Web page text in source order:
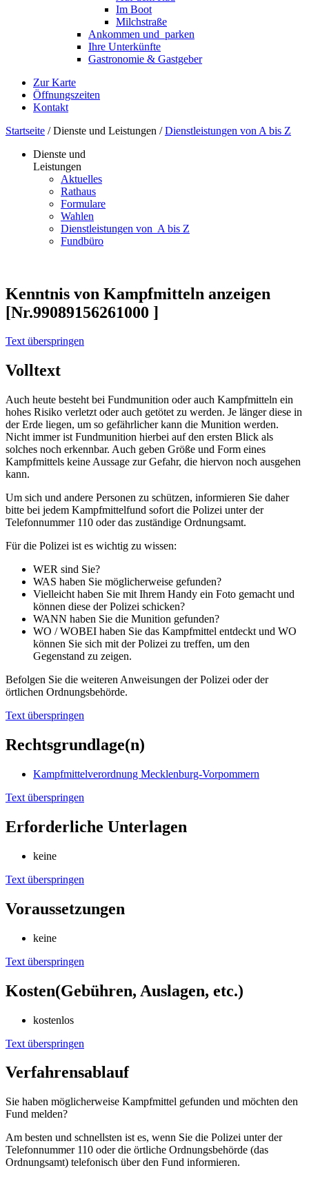
Im Boot
Milchstraße
Ankommen und ­ parken
Ihre Unterkünfte
Gastronomie & Gastgeber
Zur Karte
Öffnungszeiten
Kontakt
Startseite /Dienste und Leistungen /Dienstleistungen von A bis Z
Dienste und
Leistungen
Aktuelles
Rathaus
Formulare
Wahlen
Dienst­leistungen ­von ­ ­A bis Z
Fundbüro
Kenntnis von Kampfmitteln anzeigen
[Nr.99089156261000 ]
Text überspringen
Volltext
Auch heute besteht bei Fundmunition oder auch Kampfmitteln ein
hohes Risiko verletzt oder auch getötet zu werden. Je länger diese in
der Erde liegen, um so gefährlicher kann die Munition werden.
Nicht immer ist Fundmunition hierbei auf den ersten Blick als
solches noch erkennbar. Auch geben Größe und Form eines
Kampfmittels keine Aussage zur Gefahr, die hiervon noch ausgehen
kann.
Um sich und andere Personen zu schützen, informieren Sie daher
bitte bei jedem Kampfmittelfund sofort die Polizei unter der
Telefonnummer 110 oder das zuständige Ordnungsamt.
Für die Polizei ist es wichtig zu wissen:
WER sind Sie?
WAS haben Sie möglicherweise gefunden?
Vielleicht haben Sie mit Ihrem Handy ein Foto gemacht und
können diese der Polizei schicken?
WANN haben Sie die Munition gefunden?
WO / WOBEI haben Sie das Kampfmittel entdeckt und WO
können Sie sich mit der Polizei zu treffen, um den
Gegenstand zu zeigen.
Befolgen Sie die weiteren Anweisungen der Polizei oder der
örtlichen Ordnungsbehörde.
Text überspringen
Rechtsgrundlage(n)
Kampfmittelverordnung Mecklenburg-Vorpommern
Text überspringen
Erforderliche Unterlagen
keine
Text überspringen
Voraussetzungen
keine
Text überspringen
Kosten(Gebühren, Auslagen, etc.)
kostenlos
Text überspringen
Verfahrensablauf
Sie haben möglicherweise Kampfmittel gefunden und möchten den
Fund melden?
Am besten und schnellsten ist es, wenn Sie die Polizei unter der
Telefonnummer 110 oder die örtliche Ordnungsbehörde (das
Ordnungsamt) telefonisch über den Fund informieren.